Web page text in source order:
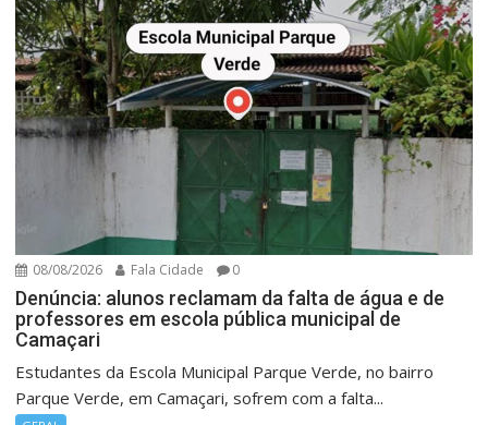
08/08/2026 Fala Cidade 0
Denúncia: alunos reclamam da falta de água e de
professores em escola pública municipal de
Camaçari
Estudantes da Escola Municipal Parque Verde, no bairro
Parque Verde, em Camaçari, sofrem com a falta...